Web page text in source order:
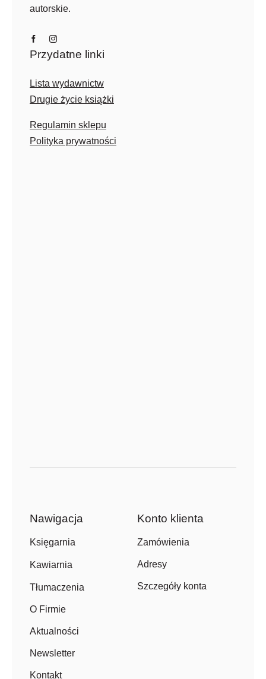
autorskie.
Przydatne linki
Lista wydawnictw
Drugie życie książki
Regulamin sklepu
Polityka prywatności
Nawigacja
Księgarnia
Kawiarnia
Tłumaczenia
O Firmie
Aktualności
Newsletter
Kontakt
Konto klienta
Zamówienia
Adresy
Szczegóły konta